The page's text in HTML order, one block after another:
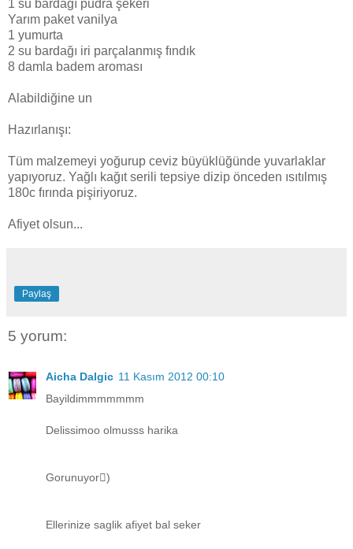
1 su bardağı pudra şekeri
Yarım paket vanilya
1 yumurta
2 su bardağı iri parçalanmış fındık
8 damla badem aroması
Alabildiğine un
Hazırlanışı:
Tüm malzemeyi yoğurup ceviz büyüklüğünde yuvarlaklar
yapıyoruz. Yağlı kağıt serili tepsiye dizip önceden ısıtılmış
180c fırında pişiriyoruz.
Afiyet olsun...
Paylaş
5 yorum:
Aicha Dalgic 11 Kasım 2012 00:10
Bayildimmmmmmm
Delissimoo olmusss harika
Gorunuyor)
Ellerinize saglik afiyet bal seker